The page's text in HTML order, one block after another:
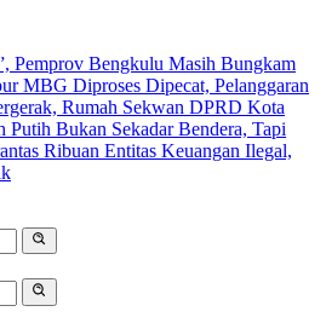
Pemprov Bengkulu Masih Bungkam
MBG Diproses Dipecat, Pelanggaran
Rumah Sekwan DPRD Kota
Putih Bukan Sekadar Bendera, Tapi
Ribuan Entitas Keuangan Ilegal,